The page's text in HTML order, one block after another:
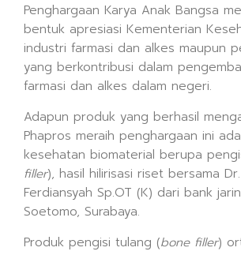
Penghargaan Karya Anak Bangsa
bentuk apresiasi Kementerian
industri farmasi dan alkes maupun
yang berkontribusi dalam
farmasi dan alkes dalam negeri.
Adapun produk yang berhasil
Phapros meraih penghargaan ini
kesehatan biomaterial berupa
filler), hasil hilirisasi riset bersama
Ferdiansyah Sp.OT (K) dari bank
Soetomo, Surabaya.
Produk pengisi tulang (bone filler)